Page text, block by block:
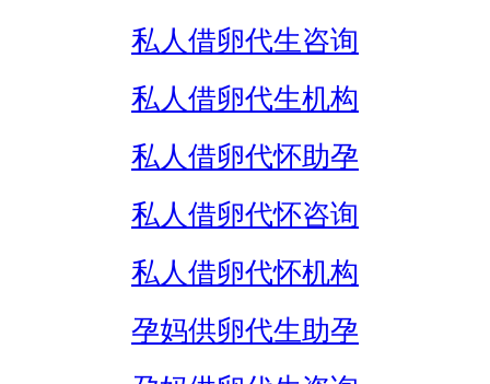
私人借卵代生咨询
私人借卵代生机构
私人借卵代怀助孕
私人借卵代怀咨询
私人借卵代怀机构
孕妈供卵代生助孕